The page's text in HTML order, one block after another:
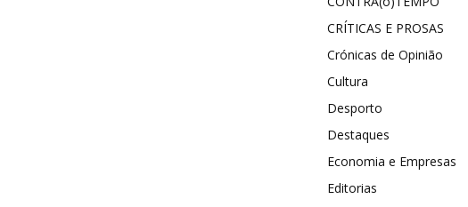
CRÍTICAS E PROSAS
Crónicas de Opinião
Cultura
Desporto
Destaques
Economia e Empresas
Editorias